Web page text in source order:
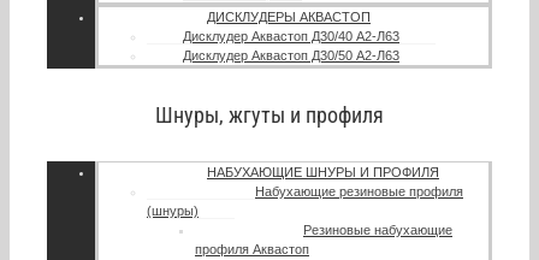
ДИСКЛУДЕРЫ АКВАСТОП
Дисклудер Аквастоп Д30/40 А2-Л63
Дисклудер Аквастоп Д30/50 А2-Л63
Шнуры, жгуты и профиля
НАБУХАЮЩИЕ ШНУРЫ И ПРОФИЛЯ
Набухающие резиновые профиля
(шнуры)
Резиновые набухающие
профиля Аквастоп